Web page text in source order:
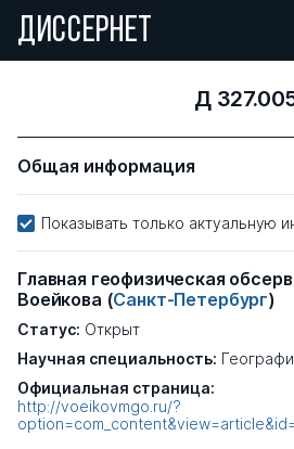
ДИССЕРНЕТ
Д
Общая информация
Показывать только актуальную
Главная геофизическая
Воейкова (Санкт-Петербург)
Статус: Открыт
Научная специальность:
Официальная страница:
http://voeikovmgo.ru/?